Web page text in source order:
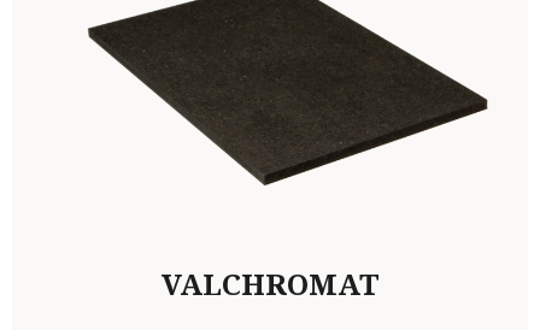
VALCHROMAT